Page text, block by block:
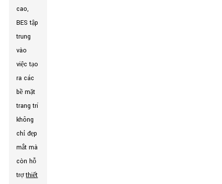
cao,
BES tập
trung
vào
việc tạo
ra các
bề mặt
trang trí
không
chỉ đẹp
mắt mà
còn hỗ
trợthiết